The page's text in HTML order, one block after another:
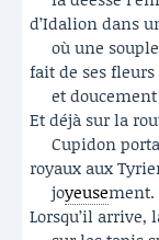
d’Idalion dans
où une
fait de ses
et
Et déjà sur la
Cupidon
royaux aux
joyeusement.
Lorsqu’il arrive,